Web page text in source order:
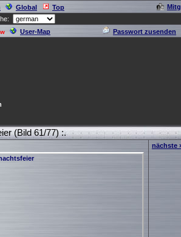
Global Top
User-Map Passwort zusenden
(Bild 61/77) :.
nächste